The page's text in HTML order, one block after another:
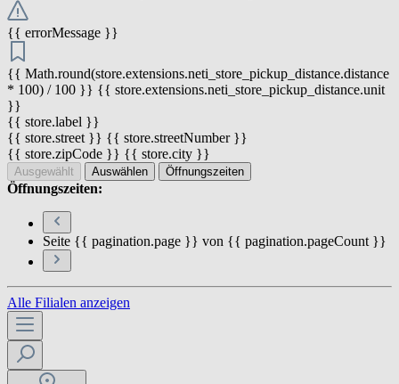
{{ errorMessage }}
{{ Math.round(store.extensions.neti_store_pickup_distance.distance
* 100) / 100 }} {{ store.extensions.neti_store_pickup_distance.unit
}}
{{ store.label }}
{{ store.street }} {{ store.streetNumber }}
{{ store.zipCode }} {{ store.city }}
Ausgewählt Auswählen Öffnungszeiten
Öffnungszeiten:
Seite {{ pagination.page }} von {{ pagination.pageCount }}
Alle Filialen anzeigen